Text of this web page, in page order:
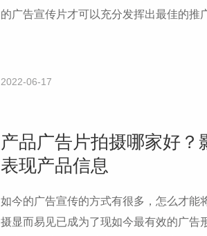
的广告宣传片才可以充分发挥出最佳的推
2022-06-17
产品广告片拍摄哪家好
表现产品信息
如今的广告宣传的方式有很多，怎么才能
摄显而易见已成为了现如今最有效的广告